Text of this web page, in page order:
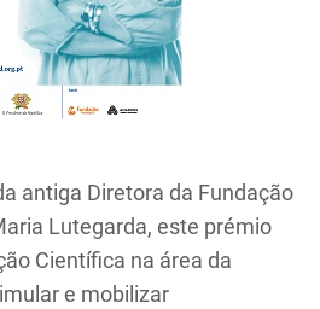
antiga Diretora da Fundação
Lutegarda, este prémio
Científica na área da
e mobilizar